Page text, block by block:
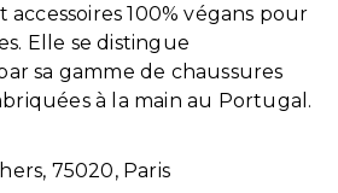
accessoires 100% végans pour
Elle se distingue
sa gamme de chaussures
à la main au Portugal.
75020, Paris